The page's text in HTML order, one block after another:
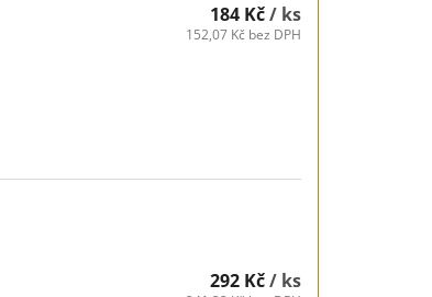
184 Kč/ ks
152,07 Kč bez DPH
292 Kč/ ks